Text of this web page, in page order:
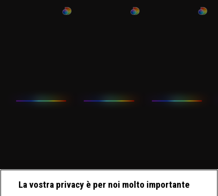
La vostra privacy è per noi molto importante